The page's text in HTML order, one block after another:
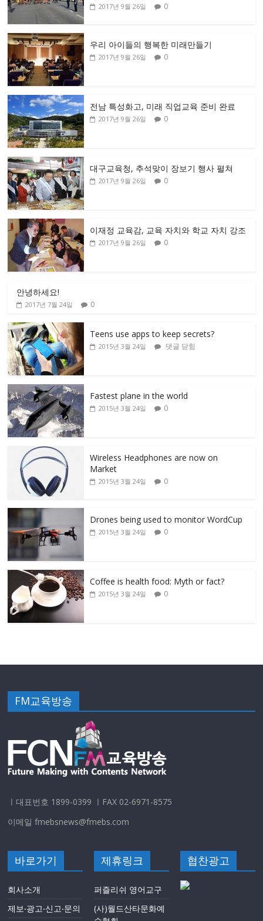
2017년 9월 26일 0
우리 아이들의 행복한 미래만들기
2017년 9월 26일 0
전남 특성화고, 미래 직업교육 준비 완료
2017년 9월 26일 0
대구교육청, 추석맞이 장보기 행사 펼쳐
2017년 9월 26일 0
이재정 교육감, 교육 자치와 학교 자치 강조
2017년 9월 26일 0
안녕하세요!
2017년 7월 24일 0
Teens use apps to keep secrets?
2015년 3월 24일 댓글 닫힘
Fastest plane in the world
2015년 3월 24일 0
Wireless Headphones are now on
Market
2015년 3월 24일 0
Drones being used to monitor WordCup
2015년 3월 24일 0
Coffee is health food: Myth or fact?
2015년 3월 24일 0
FM교육방송
ㅣ대표번호 1899-0399 ㅣFAX 02-6971-8575
이메일 fmebsnews@fmebs.com
바로가기
회사소개
제보‧광고‧신고‧문의
제휴링크
퍼즐리쉬 영어교구
(사)월드산타문화예
협찬광고